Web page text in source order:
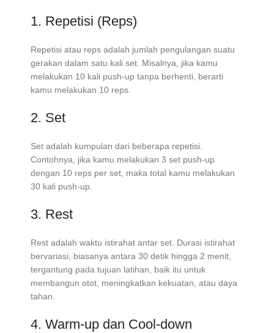
1. Repetisi (Reps)
Repetisi atau reps adalah jumlah pengulangan suatu
gerakan dalam satu kali set. Misalnya, jika kamu
melakukan 10 kali push-up tanpa berhenti, berarti
kamu melakukan 10 reps.
2. Set
Set adalah kumpulan dari beberapa repetisi.
Contohnya, jika kamu melakukan 3 set push-up
dengan 10 reps per set, maka total kamu melakukan
30 kali push-up.
3. Rest
Rest adalah waktu istirahat antar set. Durasi istirahat
bervariasi, biasanya antara 30 detik hingga 2 menit,
tergantung pada tujuan latihan, baik itu untuk
membangun otot, meningkatkan kekuatan, atau daya
tahan.
4. Warm-up dan Cool-down